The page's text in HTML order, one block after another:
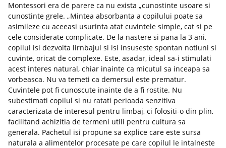
Montessori era de parere ca nu exista „cunostinte usoare si
cunostinte grele. „Mintea absorbanta a copilului poate sa
asimileze cu aceeasi usurinta atat cuvintele simple, cat si pe
cele considerate complicate. De la nastere si pana la 3 ani,
copilul isi dezvolta lirnbajul si isi insuseste spontan notiuni si
cuvinte, oricat de complexe. Este, asadar, ideal sa-i stimulati
acest interes natural, chiar inainte ca micutul sa inceapa sa
vorbeasca. Nu va temeti ca demersul este prematur.
Cuvintele pot fi cunoscute inainte de a fi rostite. Nu
subestimati copilul si nu ratati perioada senzitiva
caracterizata de interesul pentru limbaj, ci folositi-o din plin,
facilitand achizitia de termeni utili pentru cultura sa
generala. Pachetul isi propune sa explice care este sursa
naturala a alimentelor procesate pe care copilul le intalneste